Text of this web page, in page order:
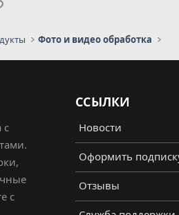
почта
Ссылка
Фото и видео обработка
с
с
ССЫЛКИ
Новости
Оформить
Отзывы